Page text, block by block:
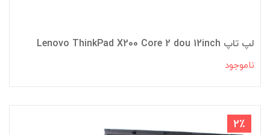
لپ تاپ Lenovo ThinkPad X200 Core 2 dou 12inch
ناموجود
2٪